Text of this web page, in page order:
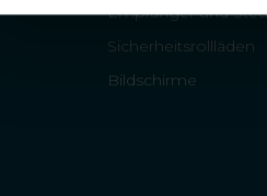
Empfänger und
Sicherheitsrollläden
Bildschirme